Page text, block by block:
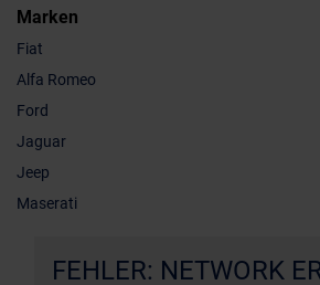
Marken
Fiat
Alfa Romeo
Ford
Jaguar
Jeep
Maserati
FEHLER: NETWORK